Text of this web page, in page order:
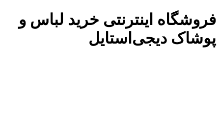
فروشگاه اینترنتی خرید لباس و
پوشاک دیجی‌استایل